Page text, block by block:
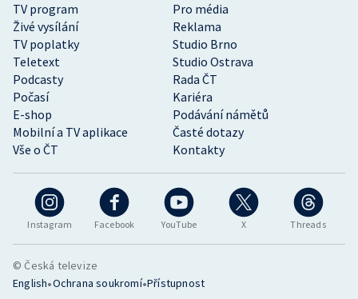
Instagram Facebook YouTube X Threads
TV program
Pro média
Živé vysílání
Reklama
TV poplatky
Studio Brno
Teletext
Studio Ostrava
Podcasty
Rada ČT
Počasí
Kariéra
E-shop
Podávání námětů
Mobilní a TV aplikace
Časté dotazy
Vše o ČT
Kontakty
© Česká televize
English•Ochrana soukromí•Přístupnost